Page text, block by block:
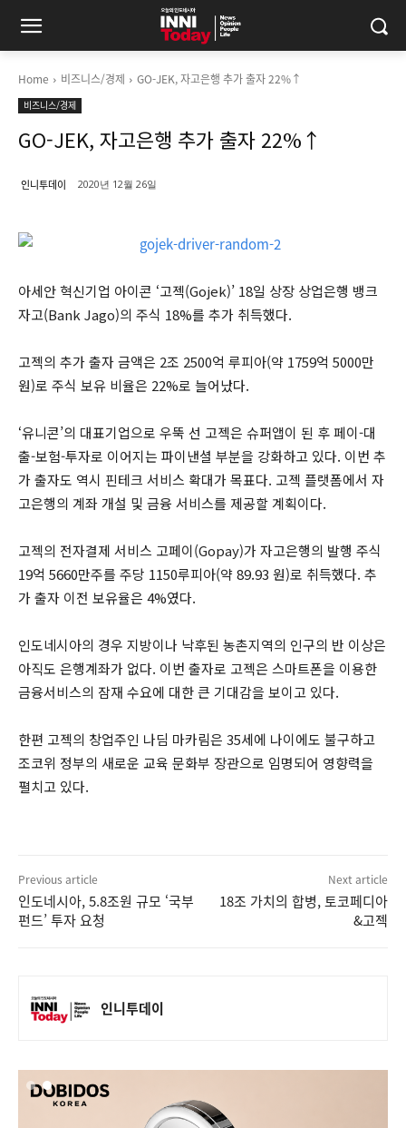
Home 비즈니스/경제 GO-JEK, 자고은행 추가 출자 22%↑
비즈니스/경제
GO-JEK, 자고은행 추가 출자 22%↑
인니투데이 2020년 12월 26일
아세안 혁신기업 아이콘 ‘고젝(Gojek)’ 18일 상장 상업은행 뱅크
자고(Bank Jago)의 주식 18%를 추가 취득했다.
고젝의 추가 출자 금액은 2조 2500억 루피아(약 1759억 5000만
원)로 주식 보유 비율은 22%로 늘어났다.
‘유니콘’의 대표기업으로 우뚝 선 고젝은 슈퍼앱이 된 후 페이-대
출-보험-투자로 이어지는 파이낸셜 부분을 강화하고 있다. 이번 추
가 출자도 역시 핀테크 서비스 확대가 목표다. 고젝 플랫폼에서 자
고은행의 계좌 개설 및 금융 서비스를 제공할 계획이다.
고젝의 전자결제 서비스 고페이(Gopay)가 자고은행의 발행 주식
19억 5660만주를 주당 1150루피아(약 89.93 원)로 취득했다. 추
가 출자 이전 보유율은 4%였다.
인도네시아의 경우 지방이나 낙후된 농촌지역의 인구의 반 이상은
아직도 은행계좌가 없다. 이번 출자로 고젝은 스마트폰을 이용한
금융서비스의 잠재 수요에 대한 큰 기대감을 보이고 있다.
한편 고젝의 창업주인 나딤 마카림은 35세에 나이에도 불구하고
조코위 정부의 새로운 교육 문화부 장관으로 임명되어 영향력을
펼치고 있다.
Previous article
인도네시아, 5.8조원 규모 ‘국부
펀드’ 투자 요청
Next article
18조 가치의 합병, 토코페디아
&고젝
인니투데이